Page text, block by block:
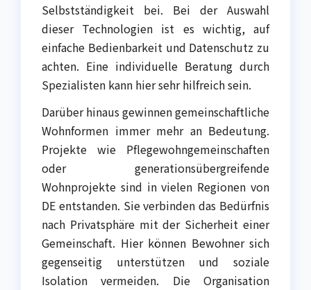
Selbstständigkeit bei. Bei der Auswahl
dieser Technologien ist es wichtig, auf
einfache Bedienbarkeit und Datenschutz zu
achten. Eine individuelle Beratung durch
Spezialisten kann hier sehr hilfreich sein.
Darüber hinaus gewinnen gemeinschaftliche
Wohnformen immer mehr an Bedeutung.
Projekte wie Pflegewohngemeinschaften
oder generationsübergreifende
Wohnprojekte sind in vielen Regionen von
DE entstanden. Sie verbinden das Bedürfnis
nach Privatsphäre mit der Sicherheit einer
Gemeinschaft. Hier können Bewohner sich
gegenseitig unterstützen und soziale
Isolation vermeiden. Die Organisation